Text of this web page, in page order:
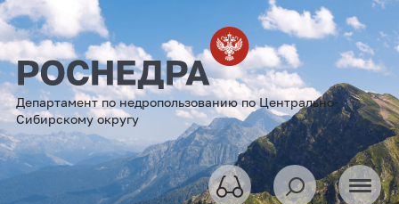
Департамент по недропользованию по Центрально-
Сибирскому округу